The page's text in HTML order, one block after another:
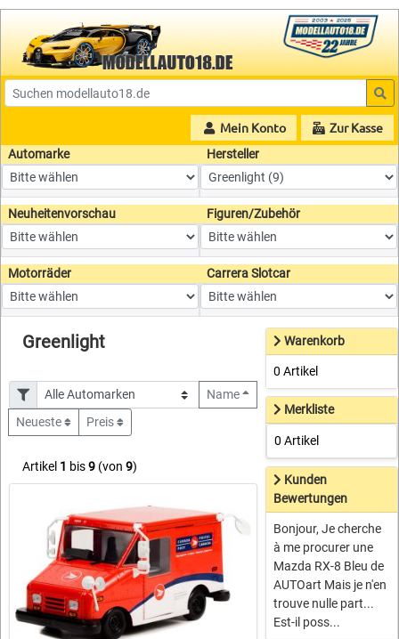
Mein Konto Zur Kasse
Automarke Hersteller
Neuheitenvorschau Figuren/Zubehör
Motorräder Carrera Slotcar
Greenlight
Name
Neueste
Preis
Artikel 1 bis9 (von 9)
Warenkorb
0 Artikel
Merkliste
0 Artikel
Kunden
Bewertungen
Bonjour, Je cherche
à me procurer une
Mazda RX-8 Bleu de
AUTOart Mais je n'en
trouve nulle part...
Est-il poss...